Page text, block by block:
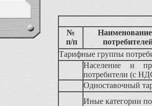
№
п/п
Тарифные группы
Население и
потребители (с
Одноставочный
Иные категории